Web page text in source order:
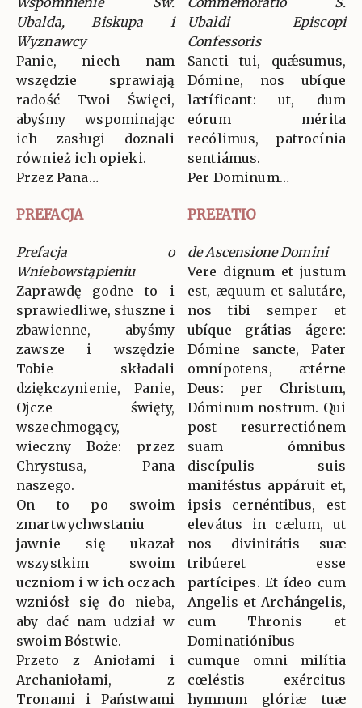
Ubalda, Biskupa i
Wyznawcy
Panie, niech nam
wszędzie sprawiają
radość Twoi Święci,
abyśmy wspominając
ich zasługi doznali
również ich opieki.
Przez Pana…
Ubaldi Episcopi
Confessoris
Sancti tui, quǽsumus,
Dómine, nos ubíque
lætíficant: ut, dum
eórum mérita
recólimus, patrocínia
sentiámus.
Per Dominum…
PREFACJA PREFATIO
Prefacja o
Wniebowstąpieniu
Zaprawdę godne to i
sprawiedliwe, słuszne i
zbawienne, abyśmy
zawsze i wszędzie
Tobie składali
dziękczynienie, Panie,
Ojcze święty,
wszechmogący,
wieczny Boże: przez
Chrystusa, Pana
naszego.
On to po swoim
zmartwychwstaniu
jawnie się ukazał
wszystkim swoim
uczniom i w ich oczach
wzniósł się do nieba,
aby dać nam udział w
swoim Bóstwie.
Przeto z Aniołami i
Archaniołami, z
Tronami i Państwami
de Ascensione Domini
Vere dignum et justum
est, æquum et salutáre,
nos tibi semper et
ubíque grátias ágere:
Dómine sancte, Pater
omnípotens, ætérne
Deus: per Christum,
Dóminum nostrum. Qui
post resurrectiónem
suam ómnibus
discípulis suis
maniféstus appáruit et,
ipsis cernéntibus, est
elevátus in cælum, ut
nos divinitátis suæ
tribúeret esse
partícipes. Et ídeo cum
Angelis et Archángelis,
cum Thronis et
Dominatiónibus
cumque omni milítia
cœléstis exércitus
hymnum glóriæ tuæ